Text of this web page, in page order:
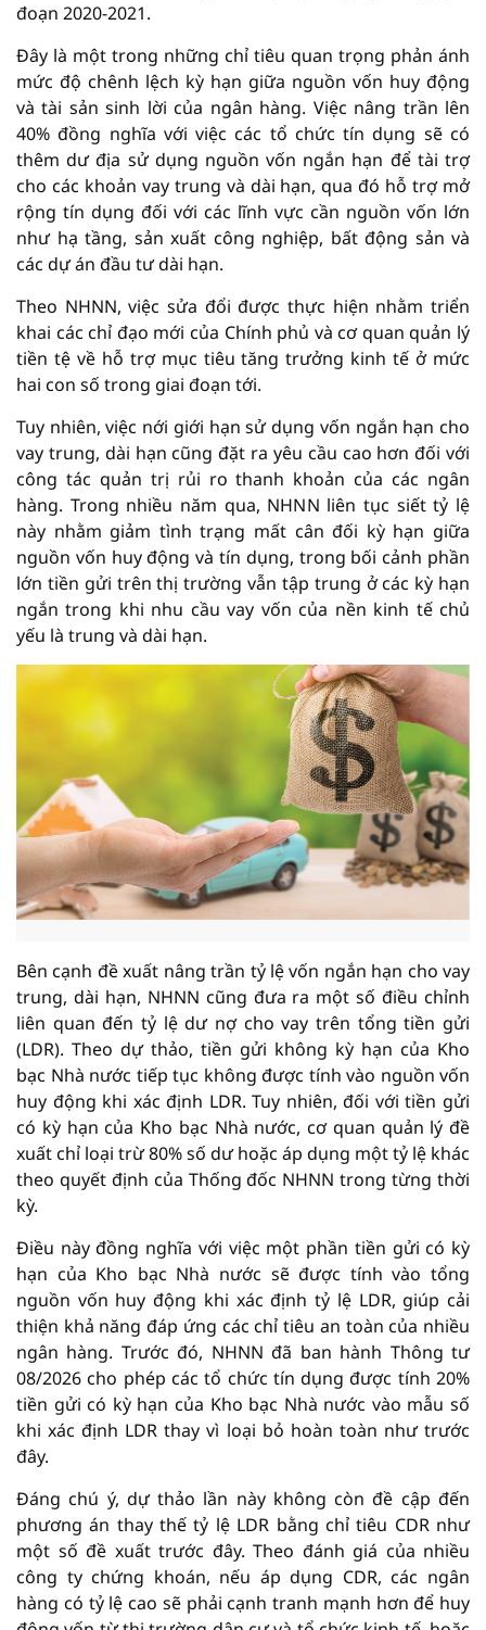
đoạn 2020-2021.
Đây là một trong những chỉ tiêu quan trọng phản ánh
mức độ chênh lệch kỳ hạn giữa nguồn vốn huy động
và tài sản sinh lời của ngân hàng. Việc nâng trần lên
40% đồng nghĩa với việc các tổ chức tín dụng sẽ có
thêm dư địa sử dụng nguồn vốn ngắn hạn để tài trợ
cho các khoản vay trung và dài hạn, qua đó hỗ trợ mở
rộng tín dụng đối với các lĩnh vực cần nguồn vốn lớn
như hạ tầng, sản xuất công nghiệp, bất động sản và
các dự án đầu tư dài hạn.
Theo NHNN, việc sửa đổi được thực hiện nhằm triển
khai các chỉ đạo mới của Chính phủ và cơ quan quản lý
tiền tệ về hỗ trợ mục tiêu tăng trưởng kinh tế ở mức
hai con số trong giai đoạn tới.
Tuy nhiên, việc nới giới hạn sử dụng vốn ngắn hạn cho
vay trung, dài hạn cũng đặt ra yêu cầu cao hơn đối với
công tác quản trị rủi ro thanh khoản của các ngân
hàng. Trong nhiều năm qua, NHNN liên tục siết tỷ lệ
này nhằm giảm tình trạng mất cân đối kỳ hạn giữa
nguồn vốn huy động và tín dụng, trong bối cảnh phần
lớn tiền gửi trên thị trường vẫn tập trung ở các kỳ hạn
ngắn trong khi nhu cầu vay vốn của nền kinh tế chủ
yếu là trung và dài hạn.
Bên cạnh đề xuất nâng trần tỷ lệ vốn ngắn hạn cho vay
trung, dài hạn, NHNN cũng đưa ra một số điều chỉnh
liên quan đến tỷ lệ dư nợ cho vay trên tổng tiền gửi
(LDR). Theo dự thảo, tiền gửi không kỳ hạn của Kho
bạc Nhà nước tiếp tục không được tính vào nguồn vốn
huy động khi xác định LDR. Tuy nhiên, đối với tiền gửi
có kỳ hạn của Kho bạc Nhà nước, cơ quan quản lý đề
xuất chỉ loại trừ 80% số dư hoặc áp dụng một tỷ lệ khác
theo quyết định của Thống đốc NHNN trong từng thời
kỳ.
Điều này đồng nghĩa với việc một phần tiền gửi có kỳ
hạn của Kho bạc Nhà nước sẽ được tính vào tổng
nguồn vốn huy động khi xác định tỷ lệ LDR, giúp cải
thiện khả năng đáp ứng các chỉ tiêu an toàn của nhiều
ngân hàng. Trước đó, NHNN đã ban hành Thông tư
08/2026 cho phép các tổ chức tín dụng được tính 20%
tiền gửi có kỳ hạn của Kho bạc Nhà nước vào mẫu số
khi xác định LDR thay vì loại bỏ hoàn toàn như trước
đây.
Đáng chú ý, dự thảo lần này không còn đề cập đến
phương án thay thế tỷ lệ LDR bằng chỉ tiêu CDR như
một số đề xuất trước đây. Theo đánh giá của nhiều
công ty chứng khoán, nếu áp dụng CDR, các ngân
hàng có tỷ lệ cao sẽ phải cạnh tranh mạnh hơn để huy